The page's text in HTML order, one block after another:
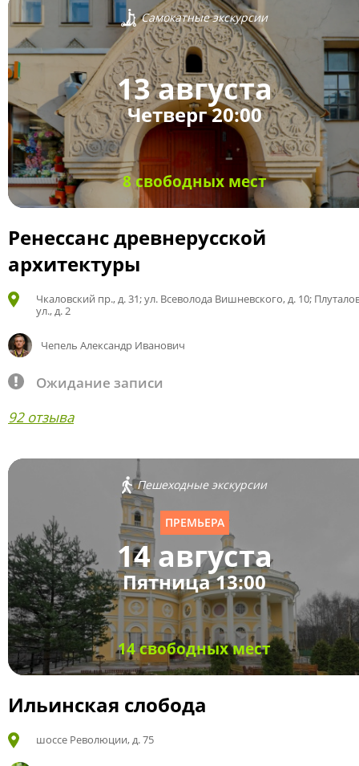
Самокатные экскурсии
13 августа
Четверг 20:00
8 свободных мест
Ренессанс древнерусской
архитектуры
Чкаловский пр., д. 31; ул. Всеволода Вишневского, д. 10;
ул., д. 2
Чепель Александр Иванович
Ожидание записи
92 отзыва
Пешеходные экскурсии
ПРЕМЬЕРА
14 августа
Пятница 13:00
14 свободных мест
Ильинская слобода
шоссе Революции, д. 75